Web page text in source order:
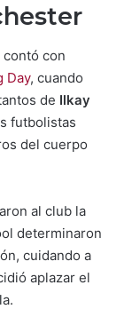
contó con
Day, cuando
de Ilkay
futbolistas
del cuerpo
al club la
determinaron
cuidando a
aplazar el